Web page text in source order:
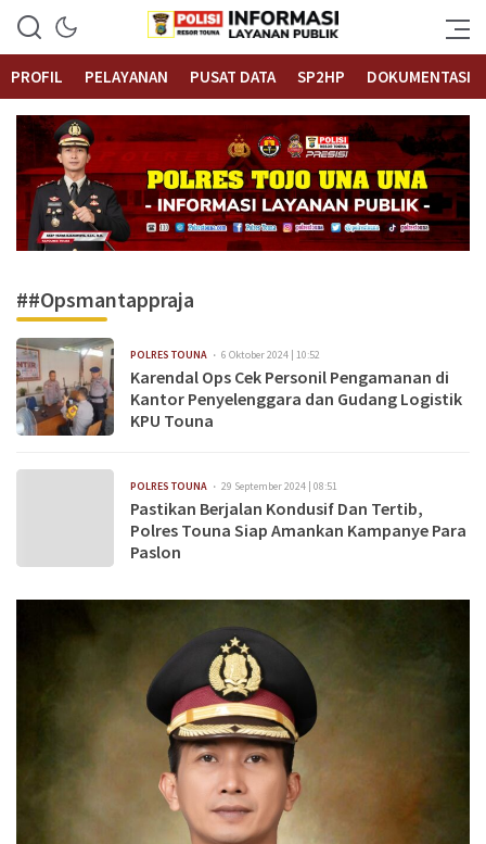
Polrestouna.com
Informasi Layanan Publik
PROFIL
PELAYANAN PUSAT DATA SP2HP DOKUMENTASI
##Opsmantappraja
POLRES TOUNA 6 Oktober 2024 | 10:52
Karendal Ops Cek Personil Pengamanan di
Kantor Penyelenggara dan Gudang Logistik
KPU Touna
POLRES TOUNA 29 September 2024 | 08:51
Pastikan Berjalan Kondusif Dan Tertib,
Polres Touna Siap Amankan Kampanye Para
Paslon